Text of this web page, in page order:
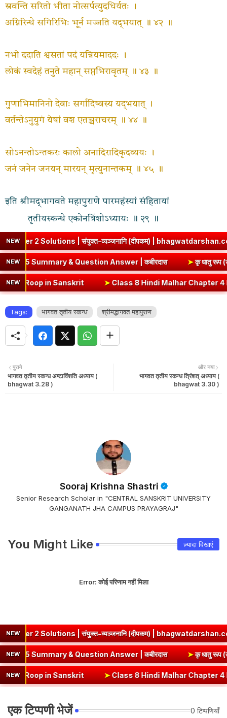
स्रवन्ति सरितो भीता नोत्सर्पत्युदधिर्यतः ।
अग्निरिन्धे सगिरिभिः भूर्न मज्जति यद्‍भयात् ॥ ४२ ॥
नभो ददाति श्वसतां पदं यन्नियमाददः ।
लोकं स्वदेहं तनुते महान् सप्तभिरावृतम् ॥ ४३ ॥
गुणाभिमानिनो देवाः सर्गादिष्वस्य यद्‍भयात् ।
वर्तन्तेऽनुयुगं येषां वश एतच्चराचरम् ॥ ४४ ॥
सोऽनन्तोऽन्तकरः कालो अनादिरादिकृदव्ययः ।
जनं जनेन जनयन् मारयन् मृत्युनान्तकम् ॥ ४५ ॥
इति श्रीमद्‌भागवते महापुराणे पारमहंस्यां संहितायां
तृतीयस्कन्धे एकोनत्रिंशोऽध्यायः ॥ २९ ॥
NEW | संयुक्त-व्यञ्जनानि (दीपकम) | bhagwatdarshan.com ➤
NEW
8 Hindi Chapter 5 Summary & Question Answer | कबीरदास
NEWin Sanskrit ➤Class 8 Hindi Malhar Chapter 4 Haridwar |
Tags: भागवत तृतीय स्कन्ध श्रीमद्भागवत महापुराण
और नया
भागवत तृतीय स्कन्ध त्रिंशत् अध्याय (
bhagwat 3.30 )
पुराने
भागवत तृतीय स्कन्ध अष्टाविंशति अध्याय (
bhagwat 3.28 )
Sooraj Krishna Shastri
Senior Research Scholar in "CENTRAL SANSKRIT UNIVERSITY
GANGANATH JHA CAMPUS PRAYAGRAJ"
You Might Like ज़्यादा दिखाएं
Error:कोई परिणाम नहीं मिला
NEW | संयुक्त-व्यञ्जनानि (दीपकम) | bhagwatdarshan.com ➤
NEW
8 Hindi Chapter 5 Summary & Question Answer | कबीरदास
NEWin Sanskrit ➤Class 8 Hindi Malhar Chapter 4 Haridwar |
एक टिप्पणी भेजें 0 टिप्पणियाँ